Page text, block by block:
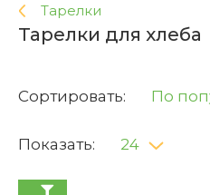
Тарелки
Тарелки для хлеба
Сортировать: По
Показать: 24